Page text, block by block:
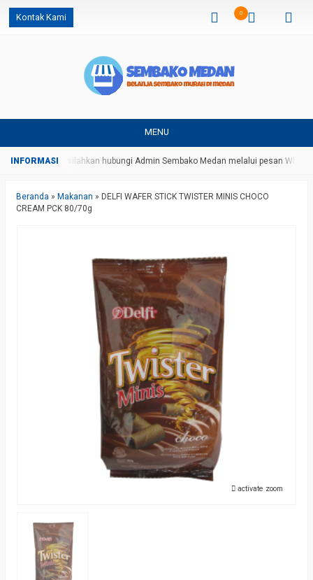
Kontak Kami 0
MENU
ongkos kirim, silahkan hubungi Admin Sembako Medan melalui pesan
Beranda » Makanan » DELFI WAFER STICK TWISTER MINIS CHOCO
CREAM PCK 80/70g
activate zoom